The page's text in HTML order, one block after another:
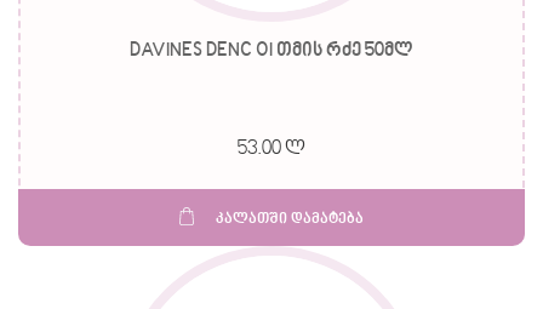
DAVINES DENC OI თმის რძე 50მლ
53.00 ლ
კალათში დამატება